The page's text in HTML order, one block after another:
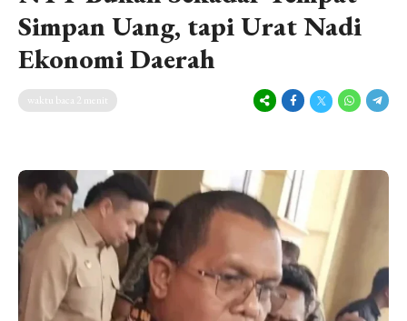
Simpan Uang, tapi Urat Nadi
Ekonomi Daerah
waktu baca 2 menit